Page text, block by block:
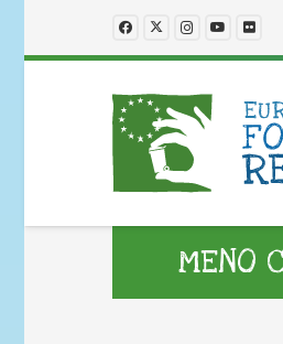
MENO